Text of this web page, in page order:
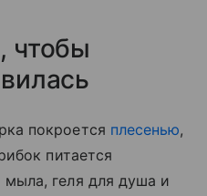
чтобы
покроется плесенью,
питается
геля для душа и